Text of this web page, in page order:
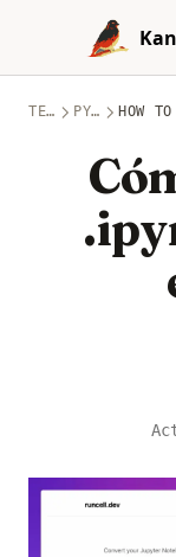
Skip to content
TEMAS PYTHON HOW